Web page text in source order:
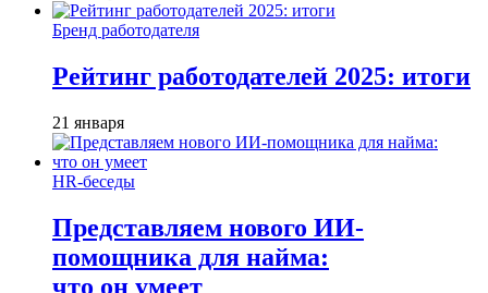
Бренд работодателя
Рейтинг работодателей 2025: итоги
21 января
HR-беседы
Представляем нового ИИ-
помощника для найма:
что он умеет